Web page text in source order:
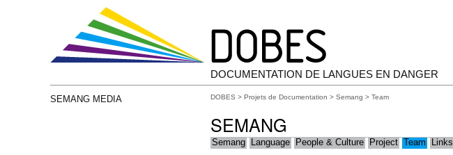
DOCUMENTATION DE LANGUES EN DANGER
SEMANG MEDIA DOBES > Projets de Documentation > Semang > Team
SEMANG
Semang Language People & Culture Project Team Links